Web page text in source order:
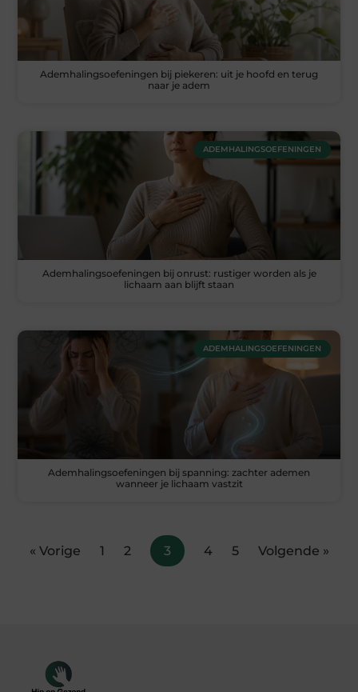
Ademhalingsoefeningen bij piekeren: uit je hoofd en terug
naar je adem
ADEMHALINGSOEFENINGEN
Ademhalingsoefeningen bij onrust: rustiger worden als je
lichaam aan blijft staan
ADEMHALINGSOEFENINGEN
Ademhalingsoefeningen bij spanning: zachter ademen
wanneer je lichaam vastzit
« Vorige 1 2 3 4 5 Volgende »